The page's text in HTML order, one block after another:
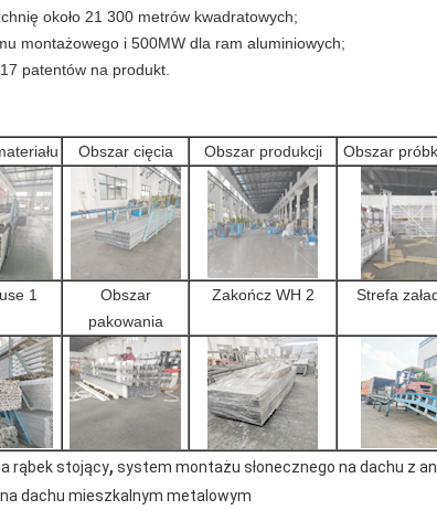
około 21 300 metrów kwadratowych;
montażowego i 500MW dla ram aluminiowych;
patentów na produkt.
Obszar cięcia Obszar produkcji Obszar
1
Obszar
pakowania
Zakończ WH 2 Strefa
rąbek stojący, system montażu słonecznego na dachu z
dachu mieszkalnym metalowym